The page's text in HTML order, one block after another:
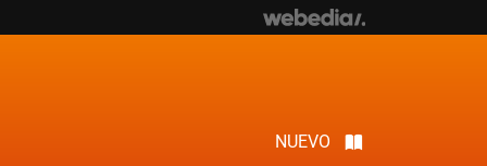
NUEVO